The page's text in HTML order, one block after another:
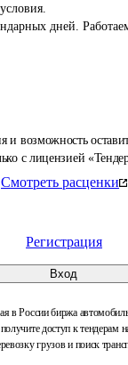
и возможность
с лицензией
Смотреть расценки
Регистрация
Вход
в России биржа
доступ к тендерам
грузов и поиск
дней.